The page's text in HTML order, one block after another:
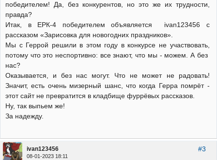
победителем! Да, без конкурентов, но это же их трудности,
правда?
Итак, в ЕРК-4 победителем объявляется ivan123456 с
рассказом «Зарисовка для новогодних праздников».
Мы с Геррой решили в этом году в конкурсе не участвовать,
потому что это неспортивно: все знают, что мы - можем. А без
нас?
Оказывается, и без нас могут. Что не может не радовать!
Значит, есть очень мизерный шанс, что когда Герра помрёт -
этот сайт не превратится в кладбище фуррёвых рассказов.
Ну, так выпьем же!
За надежду.
#3
ivan123456
08-01-2023 18:11